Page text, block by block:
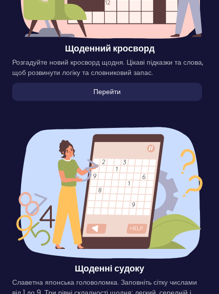
Щоденний кросворд
Розгадуйте новий кросворд щодня. Цікаві підказки та слова,
щоб розвинути логіку та словниковий запас.
Перейти
Щоденні судоку
Славетна японська головоломка. Заповніть сітку числами